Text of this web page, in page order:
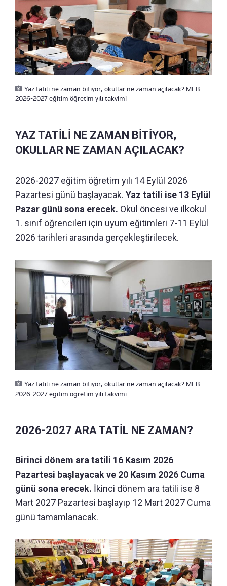
Yaz tatili ne zaman bitiyor, okullar ne zaman açılacak? MEB
2026-2027 eğitim öğretim yılı takvimi
YAZ TATİLİ NE ZAMAN BİTİYOR,
OKULLAR NE ZAMAN AÇILACAK?
2026-2027 eğitim öğretim yılı 14 Eylül 2026
Pazartesi günü başlayacak. Yaz tatili ise 13 Eylül
Pazar günü sona erecek. Okul öncesi ve ilkokul
1. sınıf öğrencileri için uyum eğitimleri 7-11 Eylül
2026 tarihleri arasında gerçekleştirilecek.
Yaz tatili ne zaman bitiyor, okullar ne zaman açılacak? MEB
2026-2027 eğitim öğretim yılı takvimi
2026-2027 ARA TATİL NE ZAMAN?
Birinci dönem ara tatili 16 Kasım 2026
Pazartesi başlayacak ve 20 Kasım 2026 Cuma
günü sona erecek. İkinci dönem ara tatili ise 8
Mart 2027 Pazartesi başlayıp 12 Mart 2027 Cuma
günü tamamlanacak.